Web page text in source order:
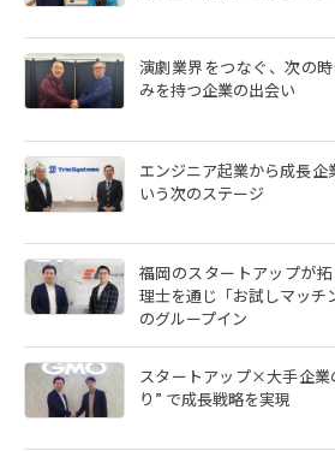
演劇業界をつなぐ、次の
みを持つ企業の出会い
エンジニア起業から成長企
いう次のステージ
福岡のスタートアップが
理士を通じ「お試しマッチ
のグループイン
スタートアップ×大手企業
り” で成長戦略を実現